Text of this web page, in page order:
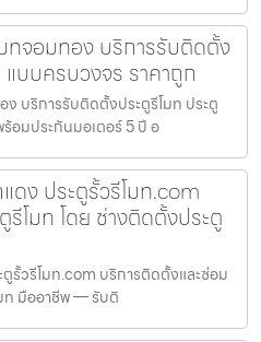
ทจอมทอง บริการรับติดตั้ง
บบครบวงจร ราคาถูก
บริการรับติดตั้งประตูรีโมท ประตู
อมประกันมอเตอร์ 5 ปี อ
ดง ประตูรั้วรีโมท.com
โมท โดย ช่างติดตั้งประตู
รั้วรีโมท.com บริการติดตั้งและซ่อม
ท มืออาชีพ — รับติ